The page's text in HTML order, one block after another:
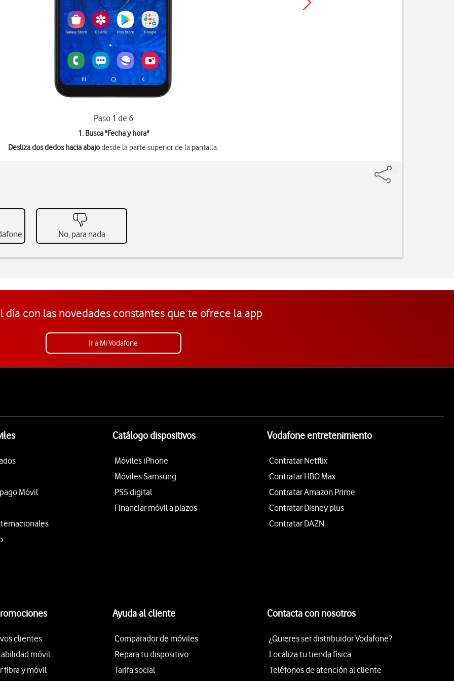
Paso 1 de 6
1. Busca "Fecha y hora"
Desliza dos dedos hacia abajodesde la parte superior de la pantalla.
No, para nada
día con las novedades constantes que te ofrece la app
Ir a Mi Vodafone
Móvil
Catálogo dispositivos
Móviles iPhone
Móviles Samsung
PS5 digital
Financiar móvil a plazos
Vodafone entretenimiento
Contratar Netflix
Contratar HBO Max
Contratar Amazon Prime
Contratar Disney plus
Contratar DAZN
clientes
móvil
fibra y móvil
Ayuda al cliente
Comparador de móviles
Repara tu dispositivo
Tarifa social
Contacta con nosotros
¿Quieres ser distribuidor Vodafone?
Localiza tu tienda física
Teléfonos de atención al cliente